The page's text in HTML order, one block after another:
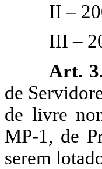
II –
III –
Art.
de
de livre
MP-1, de
serem